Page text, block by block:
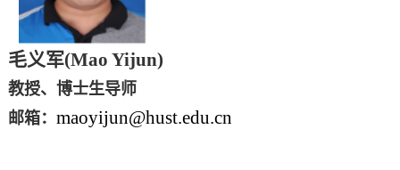
毛义军(Mao Yijun)
教授、博士生导师
邮箱： maoyijun@hust.edu.cn